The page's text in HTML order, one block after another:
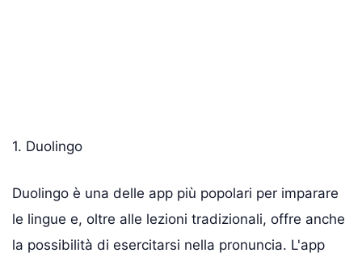
1. Duolingo
Duolingo è una delle app più popolari per imparare
le lingue e, oltre alle lezioni tradizionali, offre anche
la possibilità di esercitarsi nella pronuncia. L'app